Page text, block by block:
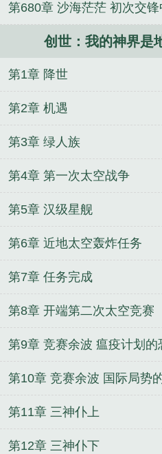
第680章 沙海茫茫 初次交锋
创世：我的神界是
第1章 降世
第2章 机遇
第3章 绿人族
第4章 第一次太空战争
第5章 汉级星舰
第6章 近地太空轰炸任务
第7章 任务完成
第8章 开端第二次太空竞赛
第9章 竞赛余波 瘟疫计划的
第10章 竞赛余波 国际局势
第11章 三神仆上
第12章 三神仆下